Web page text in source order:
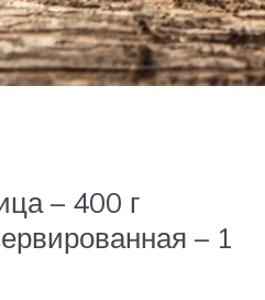
– 400 г
– 1